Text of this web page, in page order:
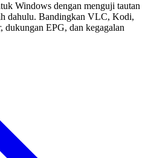
Windows dengan menguji tautan
dahulu. Bandingkan VLC, Kodi,
EPG, dan kegagalan